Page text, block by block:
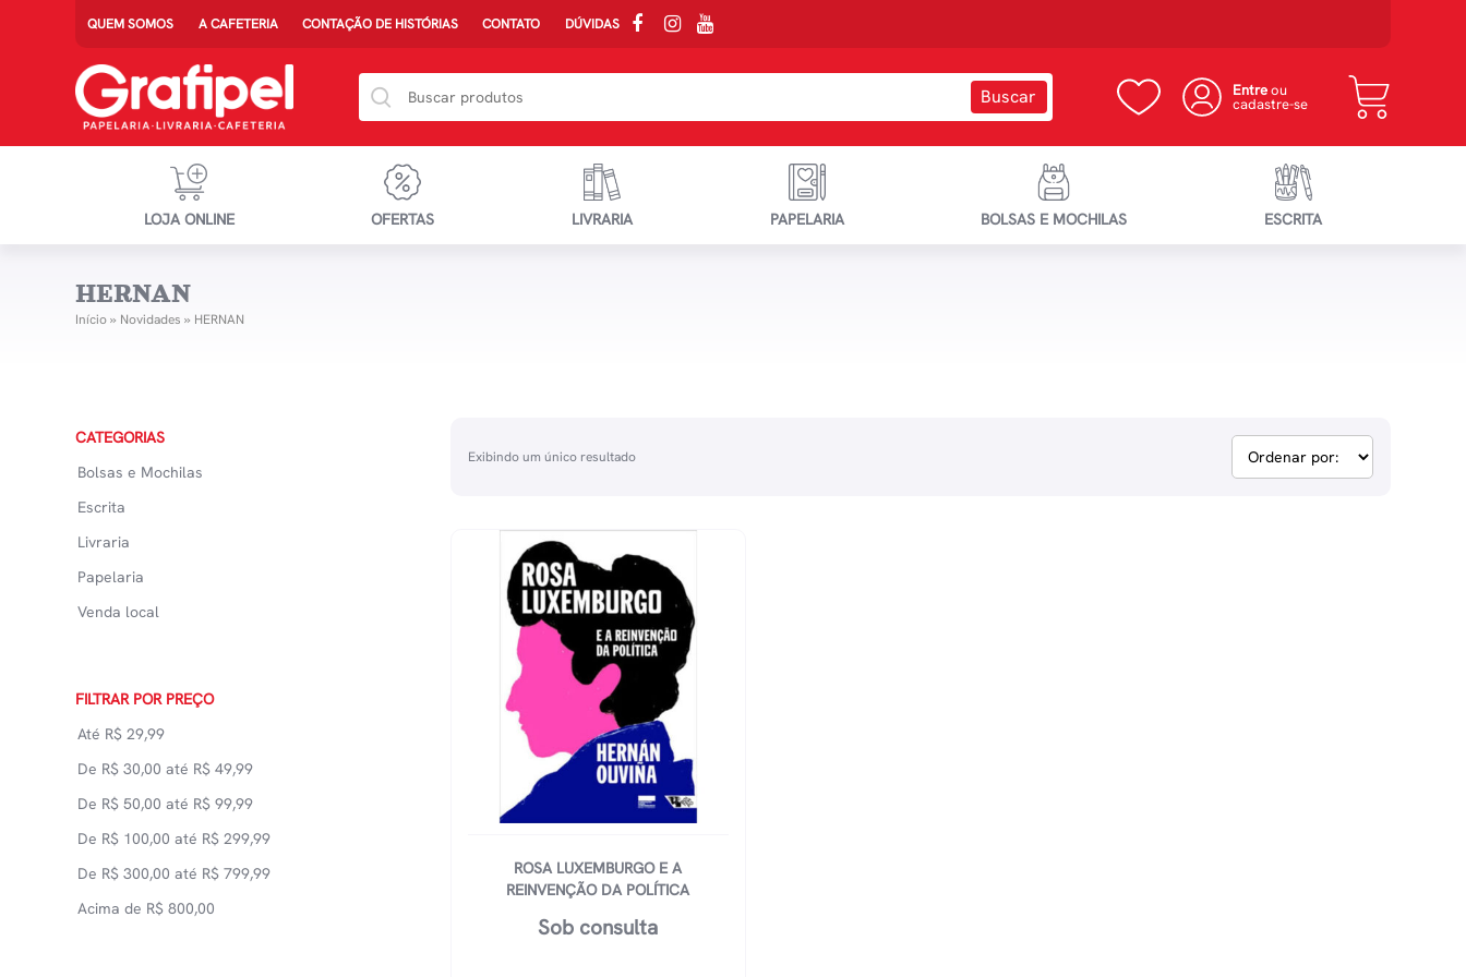
QUEM SOMOS A CAFETERIA CONTAÇÃO DE HISTÓRIAS CONTATO DÚVIDAS
Entreou
cadastre-se
LOJA ONLINE OFERTAS LIVRARIA PAPELARIA BOLSAS E MOCHILAS ESCRITA
HERNAN
Início» Novidades » HERNAN
CATEGORIAS
Bolsas e Mochilas
Escrita
Livraria
Papelaria
Venda local
FILTRAR POR PREÇO
Até R$ 29,99
De R$ 30,00 até R$ 49,99
De R$ 50,00 até R$ 99,99
De R$ 100,00 até R$ 299,99
De R$ 300,00 até R$ 799,99
Acima de R$ 800,00
Exibindo um único resultado
ROSA LUXEMBURGO E A
REINVENÇÃO DA POLÍTICA
Sob consulta